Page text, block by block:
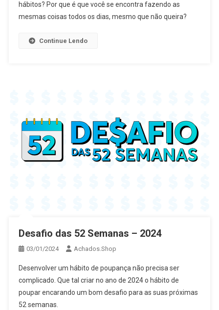
hábitos? Por que é que você se encontra fazendo as
mesmas coisas todos os dias, mesmo que não queira?
Continue Lendo
Desafio das 52 Semanas – 2024
03/01/2024 Achados.Shop
Desenvolver um hábito de poupança não precisa ser
complicado. Que tal criar no ano de 2024 o hábito de
poupar encarando um bom desafio para as suas próximas
52 semanas.